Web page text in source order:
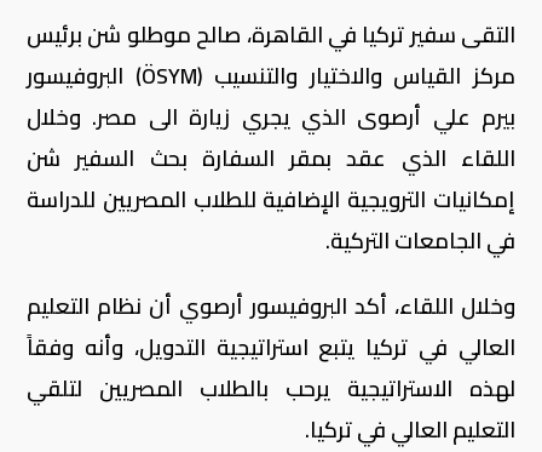
التقى سفير تركيا في القاهرة، صالح موطلو شن برئيس
مركز القياس والاختيار والتنسيب (ÖSYM) البروفيسور
بيرم علي أرصوى الذي يجري زيارة الى مصر. وخلال
اللقاء الذي عقد بمقر السفارة بحث السفير شن
إمكانيات الترويجية الإضافية للطلاب المصريين للدراسة
في الجامعات التركية.
وخلال اللقاء، أكد البروفيسور أرصوي أن نظام التعليم
العالي في تركيا يتبع استراتيجية التدويل، وأنه وفقاً
لهذه الاستراتيجية يرحب بالطلاب المصريين لتلقي
التعليم العالي في تركيا.